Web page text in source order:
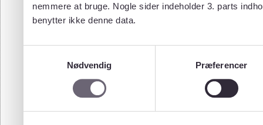
nemmere at bruge. Nogle sider indeholder 3. parts
benytter ikke denne data.
Nødvendig
Præferencer